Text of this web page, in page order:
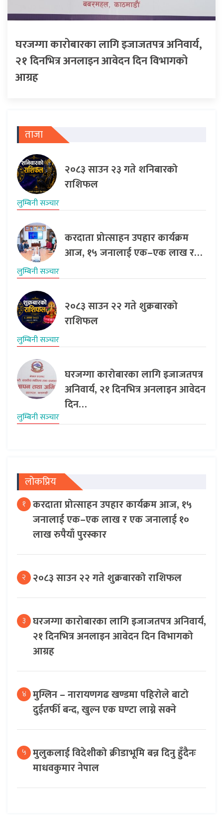
घरजग्गा कारोबारका लागि इजाजतपत्र अनिवार्य,
२१ दिनभित्र अनलाइन आवेदन दिन विभागको
आग्रह
ताजा
२०८३ साउन २३ गते शनिबारको
राशिफल
लुम्बिनी सञ्‍चार
करदाता प्रोत्साहन उपहार कार्यक्रम
आज, १५ जनालाई एक–एक लाख र…
लुम्बिनी सञ्‍चार
२०८३ साउन २२ गते शुक्रबारको
राशिफल
लुम्बिनी सञ्‍चार
घरजग्गा कारोबारका लागि इजाजतपत्र
अनिवार्य, २१ दिनभित्र अनलाइन आवेदन
दिन…
लुम्बिनी सञ्‍चार
लोकप्रिय
१ करदाता प्रोत्साहन उपहार कार्यक्रम आज, १५
जनालाई एक–एक लाख र एक जनालाई १०
लाख रुपैयाँ पुरस्कार
२ २०८३ साउन २२ गते शुक्रबारको राशिफल
३ घरजग्गा कारोबारका लागि इजाजतपत्र अनिवार्य,
२१ दिनभित्र अनलाइन आवेदन दिन विभागको
आग्रह
४ मुग्लिन – नारायणगढ खण्डमा पहिरोले बाटो
दुईतर्फी बन्द, खुल्न एक घण्टा लाग्ने सक्ने
५ मुलुकलाई विदेशीको क्रीडाभूमि बन्न दिनु हुँदैनः
माधवकुमार नेपाल